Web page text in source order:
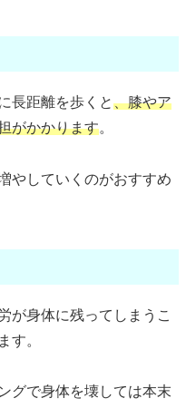
長距離を歩くと、膝やア
がかかります。
やしていくのがおすすめ
が身体に残ってしまうこ
す。
グで身体を壊しては本末